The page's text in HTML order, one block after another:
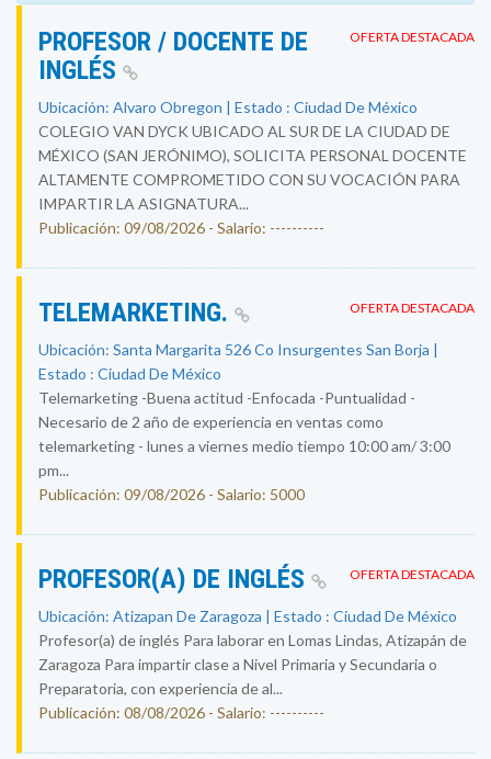
OFERTA DESTACADA
PROFESOR / DOCENTE DE
INGLÉS
Ubicación: Alvaro Obregon | Estado : Ciudad De México
COLEGIO VAN DYCK UBICADO AL SUR DE LA CIUDAD DE
MÉXICO (SAN JERÓNIMO), SOLICITA PERSONAL DOCENTE
ALTAMENTE COMPROMETIDO CON SU VOCACIÓN PARA
IMPARTIR LA ASIGNATURA...
Publicación: 09/08/2026 - Salario: ----------
OFERTA DESTACADA
TELEMARKETING.
Ubicación: Santa Margarita 526 Co Insurgentes San Borja |
Estado : Ciudad De México
Telemarketing -Buena actitud -Enfocada -Puntualidad -
Necesario de 2 año de experiencia en ventas como
telemarketing - lunes a viernes medio tiempo 10:00 am/ 3:00
pm...
Publicación: 09/08/2026 - Salario: 5000
OFERTA DESTACADA
PROFESOR(A) DE INGLÉS
Ubicación: Atizapan De Zaragoza | Estado : Ciudad De México
Profesor(a) de inglés Para laborar en Lomas Lindas, Atizapán de
Zaragoza Para impartir clase a Nivel Primaria y Secundaria o
Preparatoria, con experiencia de al...
Publicación: 08/08/2026 - Salario: ----------